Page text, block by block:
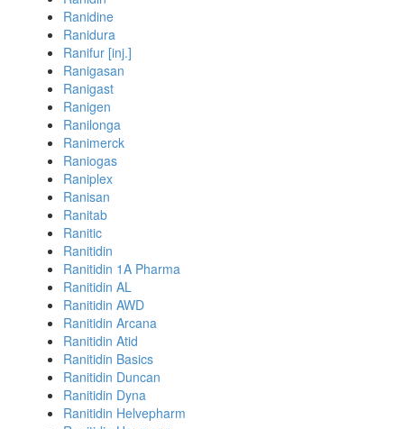
Ranidine
Ranidura
Ranifur [inj.]
Ranigasan
Ranigast
Ranigen
Ranilonga
Ranimerck
Raniogas
Raniplex
Ranisan
Ranitab
Ranitic
Ranitidin
Ranitidin 1A Pharma
Ranitidin AL
Ranitidin AWD
Ranitidin Arcana
Ranitidin Atid
Ranitidin Basics
Ranitidin Duncan
Ranitidin Dyna
Ranitidin Helvepharm